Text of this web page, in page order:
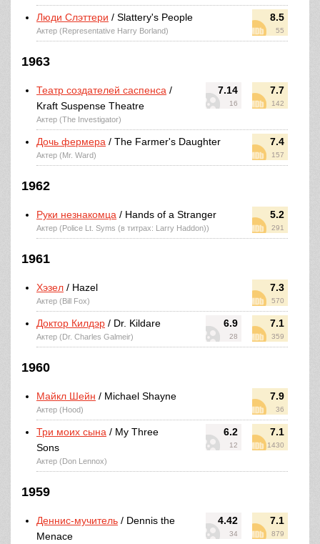
8.5
55
Люди Слэттери / Slattery's People
Актер (Representative Harry Borland)
1963
7.14
16
7.7
142
Театр создателей саспенса /
Kraft Suspense Theatre
Актер (The Investigator)
7.4
157
Дочь фермера / The Farmer's Daughter
Актер (Mr. Ward)
1962
5.2
291
Руки незнакомца / Hands of a Stranger
Актер (Police Lt. Syms (в титрах: Larry Haddon))
1961
7.3
570
Хэзел / Hazel
Актер (Bill Fox)
6.9
28
7.1
359
Доктор Килдэр / Dr. Kildare
Актер (Dr. Charles Galmeir)
1960
7.9
36
Майкл Шейн / Michael Shayne
Актер (Hood)
6.2
12
7.1
1430
Три моих сына / My Three
Sons
Актер (Don Lennox)
1959
4.42
34
7.1
879
Деннис-мучитель / Dennis the
Menace